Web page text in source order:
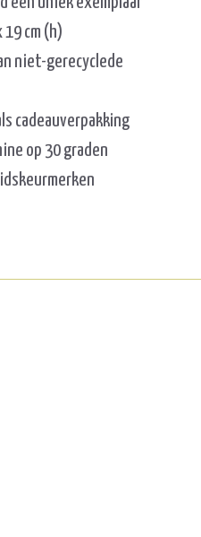
cm (h)
niet-gerecyclede
cadeauverpakking
op 30 graden